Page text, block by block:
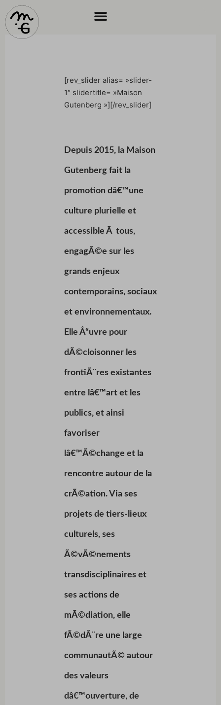
[rev_slider alias= »slider-
1″ slidertitle= »Maison
Gutenberg »][/rev_slider]
Depuis 2015, la Maison
Gutenberg fait la
promotion dâ€™une
culture plurielle et
accessible Ã tous,
engagÃ©e sur les
grands enjeux
contemporains, sociaux
et environnementaux.
Elle Å“uvre pour
dÃ©cloisonner les
frontiÃ¨res existantes
entre lâ€™art et les
publics, et ainsi
favoriser
lâ€™Ã©change et la
rencontre autour de la
crÃ©ation. Via ses
projets de tiers-lieux
culturels, ses
Ã©vÃ©nements
transdisciplinaires et
ses actions de
mÃ©diation, elle
fÃ©dÃ¨re une large
communautÃ© autour
des valeurs
dâ€™ouverture, de